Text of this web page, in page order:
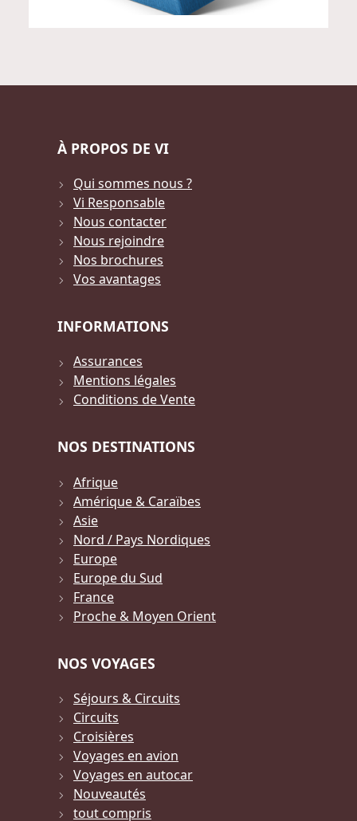
À PROPOS DE VI
Qui sommes nous ?
Vi Responsable
Nous contacter
Nous rejoindre
Nos brochures
Vos avantages
INFORMATIONS
Assurances
Mentions légales
Conditions de Vente
NOS DESTINATIONS
Afrique
Amérique & Caraïbes
Asie
Nord / Pays Nordiques
Europe
Europe du Sud
France
Proche & Moyen Orient
NOS VOYAGES
Séjours & Circuits
Circuits
Croisières
Voyages en avion
Voyages en autocar
Nouveautés
tout compris